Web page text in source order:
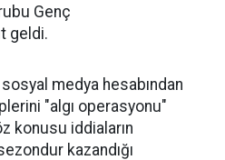
Genç
geldi.
sosyal medya hesabından
"algı operasyonu"
konusu iddiaların
kazandığı